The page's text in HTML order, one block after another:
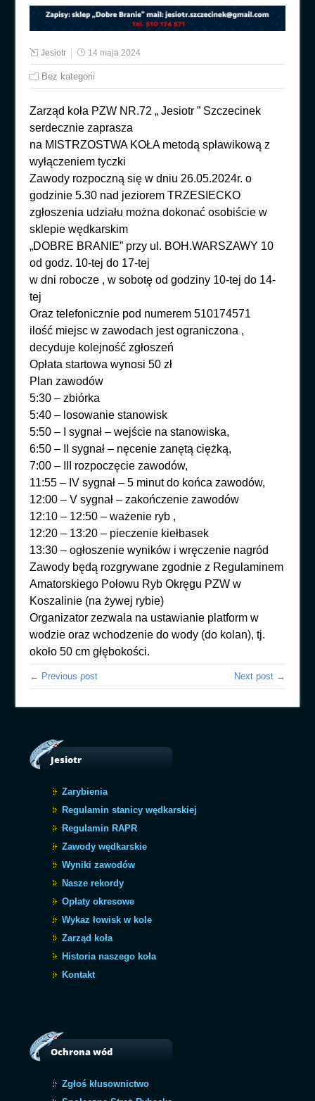
Jesiotr 14 maja 2024
Bez kategorii
Zarząd koła PZW NR.72 „ Jesiotr ” Szczecinek
serdecznie zaprasza
na MISTRZOSTWA KOŁA metodą spławikową z
wyłączeniem tyczki
Zawody rozpoczną się w dniu 26.05.2024r. o
godzinie 5.30 nad jeziorem TRZESIECKO
zgłoszenia udziału można dokonać osobiście w
sklepie wędkarskim
„DOBRE BRANIE” przy ul. BOH.WARSZAWY 10
od godz. 10-tej do 17-tej
w dni robocze , w sobotę od godziny 10-tej do 14-
tej
Oraz telefonicznie pod numerem 510174571
ilość miejsc w zawodach jest ograniczona ,
decyduje kolejność zgłoszeń
Opłata startowa wynosi 50 zł
Plan zawodów
5:30 – zbiórka
5:40 – losowanie stanowisk
5:50 – I sygnał – wejście na stanowiska,
6:50 – II sygnał – nęcenie zanętą ciężką,
7:00 – III rozpoczęcie zawodów,
11:55 – IV sygnał – 5 minut do końca zawodów,
12:00 – V sygnał – zakończenie zawodów
12:10 – 12:50 – ważenie ryb ,
12:20 – 13:20 – pieczenie kiełbasek
13:30 – ogłoszenie wyników i wręczenie nagród
Zawody będą rozgrywane zgodnie z Regulaminem
Amatorskiego Połowu Ryb Okręgu PZW w
Koszalinie (na żywej rybie)
Organizator zezwala na ustawianie platform w
wodzie oraz wchodzenie do wody (do kolan), tj.
około 50 cm głębokości.
← Previous post Next post →
Jesiotr
Zarybienia
Regulamin stanicy wędkarskiej
Regulamin RAPR
Zawody wędkarskie
Wyniki zawodów
Nasze rekordy
Opłaty okresowe
Wykaz łowisk w kole
Zarząd koła
Historia naszego koła
Kontakt
Ochrona wód
Zgłoś kłusownictwo